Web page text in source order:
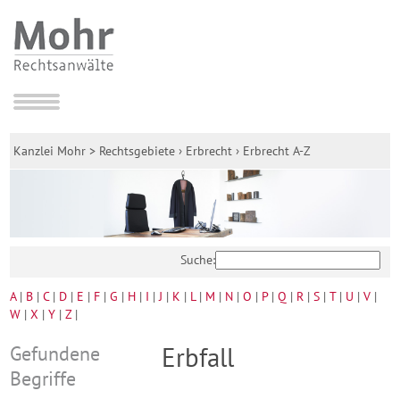
Kanzlei Mohr > Rechtsgebiete › Erbrecht › Erbrecht A-Z
Suche:
A| B |C| D | E | F |G | H | I |J | K | L| M | N |O | P|Q | R |S |T| U |V |
W |X |Y |Z|
Gefundene
Begriffe
Erbfall